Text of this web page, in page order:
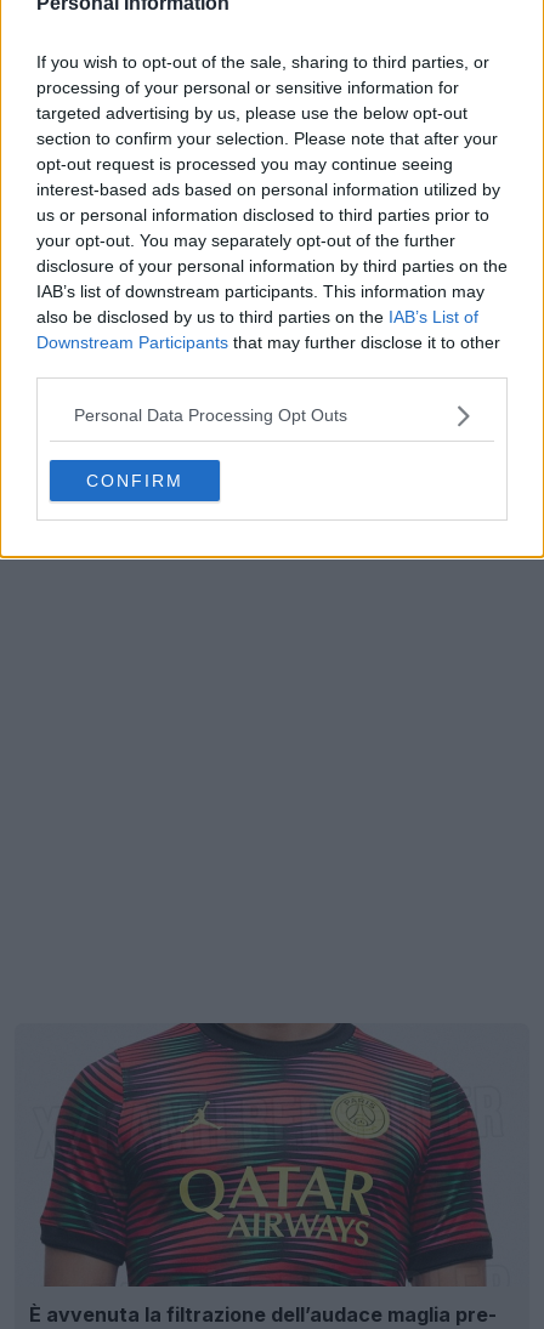
If you wish to opt-out of the sale, sharing to third parties, or
processing of your personal or sensitive information for
targeted advertising by us, please use the below opt-out
section to confirm your selection. Please note that after your
opt-out request is processed you may continue seeing
interest-based ads based on personal information utilized by
us or personal information disclosed to third parties prior to
your opt-out. You may separately opt-out of the further
disclosure of your personal information by third parties on the
IAB’s list of downstream participants. This information may
also be disclosed by us to third parties on the IAB’s List of
Downstream Participants that may further disclose it to other
Personal Data Processing Opt Outs
CONFIRM
Svelate le maglie degli Houston Rockets 26-27 +
UFFICALE Basketball Jersey Archive
È avvenuta la filtrazione dell’audace maglia pre-